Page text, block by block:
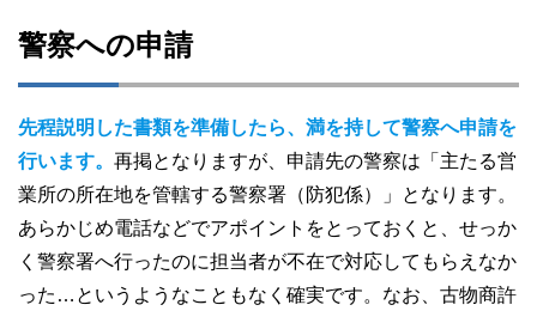
警察への申請
先程説明した書類を準備したら、満を持して警察へ申請を
行います。 再掲となりますが、申請先の警察は「主たる営
業所の所在地を管轄する警察署（防犯係）」となります。
あらかじめ電話などでアポイントをとっておくと、せっか
く警察署へ行ったのに担当者が不在で対応してもらえなか
った…というようなこともなく確実です。なお、古物商許